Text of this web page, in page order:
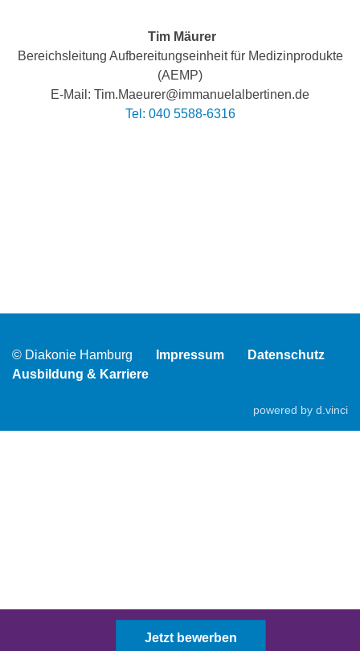
Tim Mäurer
Bereichsleitung Aufbereitungseinheit für Medizinprodukte
(AEMP)
E-Mail: Tim.Maeurer@immanuelalbertinen.de
Tel: 040 5588-6316
Jetzt bewerben
© Diakonie Hamburg Impressum
Datenschutz
Ausbildung & Karriere
powered by d.vinci